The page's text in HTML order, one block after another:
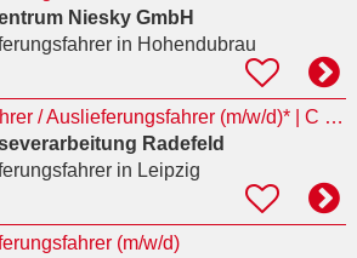
Niesky GmbH
in Hohendubrau
Kraftfahrer / Auslieferungsfahrer (m/w/d)* | C | Kühl- und Frischgut-Transporte
Radefeld
in Leipzig
(m/w/d)